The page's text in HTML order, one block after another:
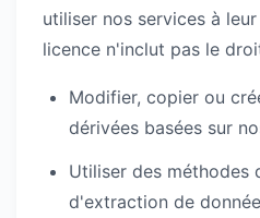
utiliser nos services à
licence n'inclut pas le
Modifier, copier ou
dérivées basées sur
Utiliser des méthodes
d'extraction de